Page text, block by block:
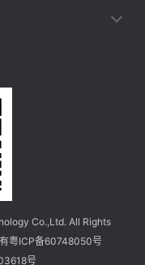
Co.,Ltd. All Rights
粤ICP备60748050号
号